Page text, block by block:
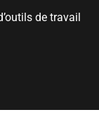
de travail